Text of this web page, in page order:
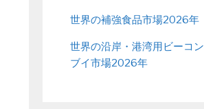
世界の補強食品市場2026年
世界の沿岸・港湾用ビーコン
ブイ市場2026年